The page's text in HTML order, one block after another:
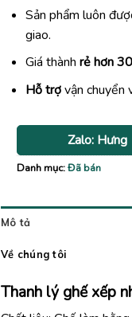
Sản phẩm luôn
giao.
Giá thành rẻ hơn
Hỗ trợvận chuyển
Zalo: Hưng
Danh mục:Đã bán
Mô tả
Về chúng tôi
Thanh lý ghế xếp